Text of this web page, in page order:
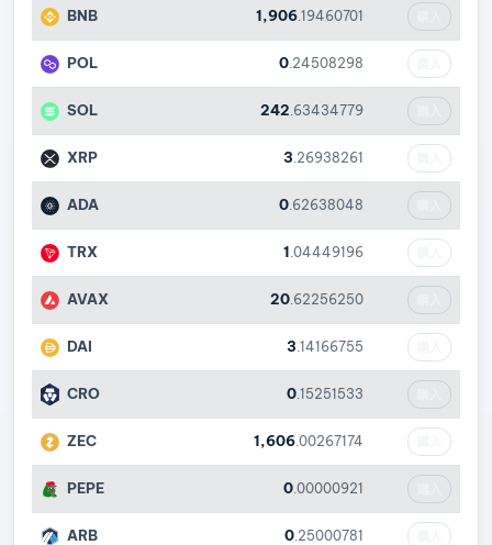
BNB 1,906 .19460701
POL 0 .24508298
SOL 242 .63434779
XRP 3 .26938261
ADA 0 .62638048
TRX 1 .04449196
AVAX 20 .62256250
DAI 3 .14166755
CRO 0 .15251533
ZEC 1,606 .00267174
PEPE 0 .00000921
ARB 0 .25000781